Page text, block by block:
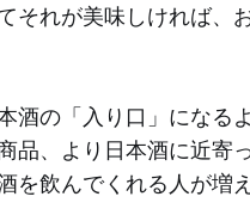
それが美味しければ、
酒の「入り口」になる
品、より日本酒に近寄
を飲んでくれる人が増